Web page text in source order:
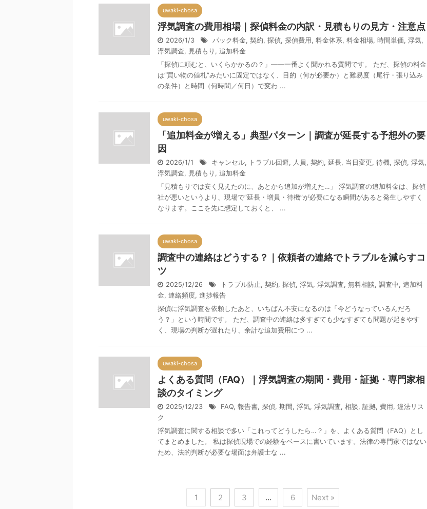
uwaki-chosa
浮気調査の費用相場｜探偵料金の内訳・見積もりの見方・注意点
2026/1/3 パック料金, 契約, 探偵, 探偵費用 , 料金体系, 料金相場, 時間単価, 浮気,
浮気調査, 見積もり , 追加料金
「探偵に頼むと、いくらかかるの？」——一番よく聞かれる質問です。 ただ、探偵の料金
は“買い物の値札”みたいに固定ではなく、目的（何が必要か）と難易度（尾行・張り込み
の条件）と時間（何時間／何日）で変わ ...
uwaki-chosa
「追加料金が増える」典型パターン｜調査が延長する予想外の要
因
2026/1/1 キャンセル, トラブル回避, 人員 , 契約, 延長, 当日変更, 待機, 探偵, 浮気,
浮気調査, 見積もり , 追加料金
「見積もりでは安く見えたのに、あとから追加が増えた…」 浮気調査の追加料金は、探偵
社が悪いというより、現場で“延長・増員・待機”が必要になる瞬間があると発生しやすく
なります。ここを先に想定しておくと、 ...
uwaki-chosa
調査中の連絡はどうする？｜依頼者の連絡でトラブルを減らすコ
ツ
2025/12/26 トラブル防止, 契約, 探偵, 浮気, 浮気調査, 無料相談, 調査中, 追加料
金, 連絡頻度, 進捗報告
探偵に浮気調査を依頼したあと、いちばん不安になるのは「今どうなっているんだろ
う？」という時間です。 ただ、調査中の連絡は多すぎても少なすぎても問題が起きやす
く、現場の判断が遅れたり、余計な追加費用につ ...
uwaki-chosa
よくある質問（FAQ）｜浮気調査の期間・費用・証拠・専門家相
談のタイミング
2025/12/23 FAQ, 報告書, 探偵, 期間 , 浮気, 浮気調査, 相談, 証拠, 費用 , 違法リス
ク
浮気調査に関する相談で多い「これってどうしたら…？」を、よくある質問（FAQ）とし
てまとめました。 私は探偵現場での経験をベースに書いています。法律の専門家ではない
ため、法的判断が必要な場面は弁護士な ...
1 2 3 … 6 Next »